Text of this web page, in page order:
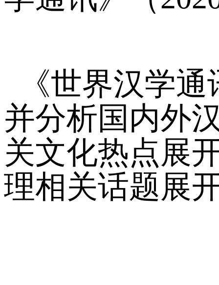
《世界汉学
并分析国内外
关文化热点展
理相关话题展